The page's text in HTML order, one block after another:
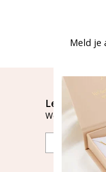
Let's stay in
Word lid van
Meld je